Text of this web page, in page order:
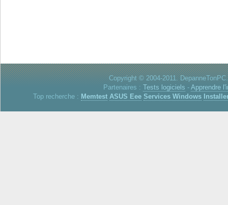
Copyright © 2004-2011.
Partenaires : Tests logiciels - Apprendre
Top recherche : Memtest ASUS Eee Services Windows